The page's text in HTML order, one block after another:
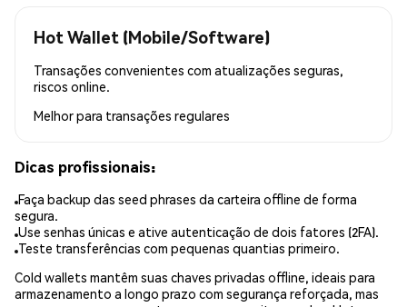
Hot Wallet (Mobile/Software)
Transações convenientes com atualizações seguras,
riscos online.
Melhor para transações regulares
Dicas profissionais:
Faça backup das seed phrases da carteira offline de forma
segura.
Use senhas únicas e ative autenticação de dois fatores (2FA).
Teste transferências com pequenas quantias primeiro.
Cold wallets mantêm suas chaves privadas offline, ideais para
armazenamento a longo prazo com segurança reforçada, mas